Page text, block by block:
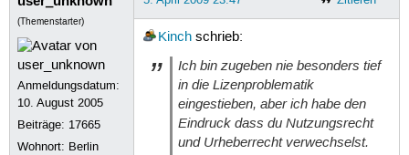
(Themenstarter)
Anmeldungsdatum:
10. August 2005
Beiträge: 17665
Wohnort: Berlin
Kinchschrieb:
Ich bin zugeben nie besonders tief
in die Lizenproblematik
eingestieben, aber ich habe den
Eindruck dass du Nutzungsrecht
und Urheberrecht verwechselst.